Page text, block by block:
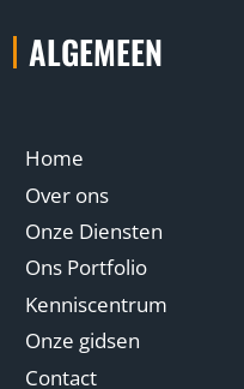
ALGEMEEN
Home
Over ons
Onze Diensten
Ons Portfolio
Kenniscentrum
Onze gidsen
Contact